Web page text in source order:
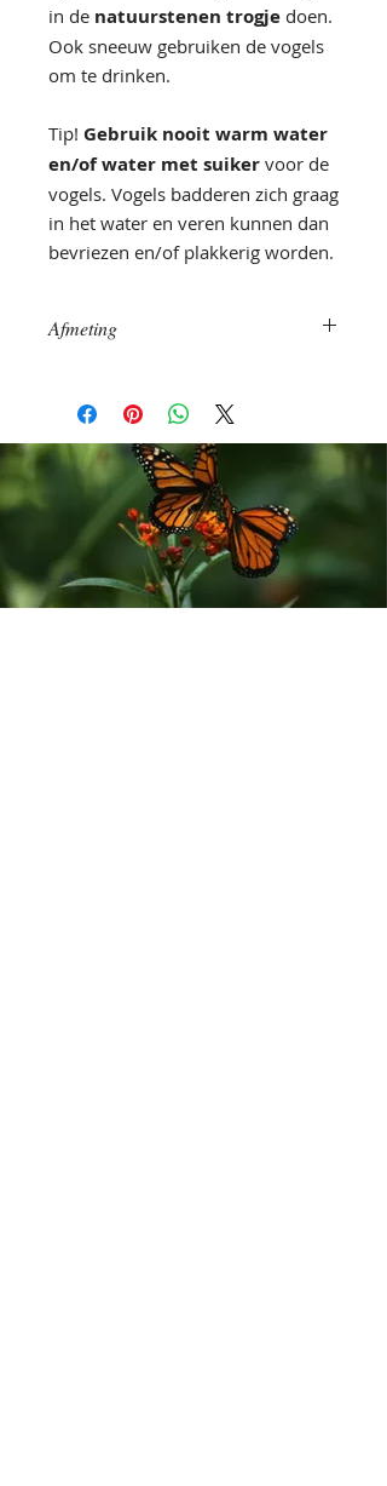
in de natuurstenen trogje doen.
Ook sneeuw gebruiken de vogels
om te drinken.
Tip! Gebruik nooit warm water
en/of water met suiker voor de
vogels. Vogels badderen zich graag
in het water en veren kunnen dan
bevriezen en/of plakkerig worden.
Afmeting
vogeldrinkbakken is ongeveer 30 a
35 cm met een hoogte van 4 a 6
cm.